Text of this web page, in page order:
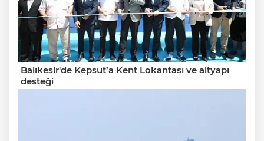
Balıkesir'de Kepsut’a Kent Lokantası ve altyapı
desteği